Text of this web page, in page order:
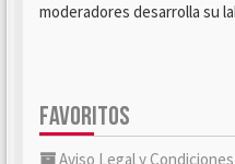
moderadores desarrolla su
FAVORITOS
Aviso Legal y